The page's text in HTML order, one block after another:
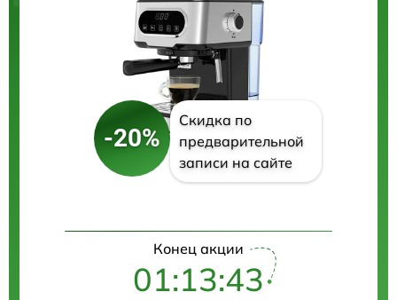
-20%
Скидка по
предварительной
записи на сайте
Конец акции
01:13:42